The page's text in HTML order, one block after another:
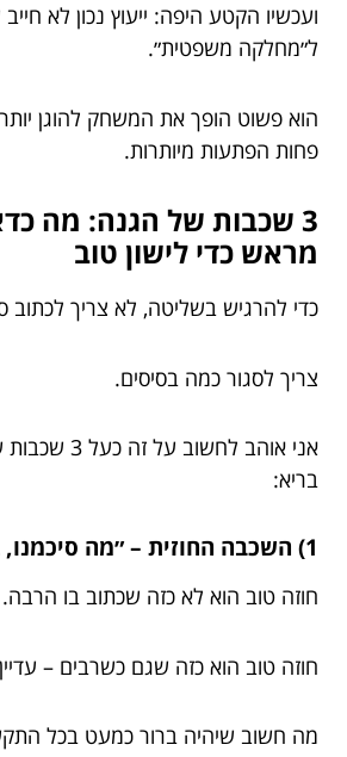
ועכשיו הקטע היפה: ייעוץ נכון לא
ל״מחלקה משפטית״.
הוא פשוט הופך את המשחק להוגן
פחות הפתעות מיותרות.
3 שכבות של הגנה: מה
מראש כדי לישון טוב
כדי להרגיש בשליטה, לא צריך לכתוב
צריך לסגור כמה בסיסים.
אני אוהב
בריא:
1) השכבה החוזית – ״מה סיכמנו, בדיוק?״
חוזה טוב הוא לא כזה שכתוב בו הרבה.
חוזה טוב הוא כזה שגם כשרבים –
מה חשוב שיהיה ברור כמעט בכל